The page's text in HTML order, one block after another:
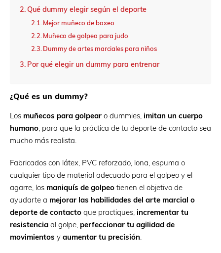
Qué dummy elegir según el deporte
Mejor muñeco de boxeo
Muñeco de golpeo para judo
Dummy de artes marciales para niños
Por qué elegir un dummy para entrenar
¿Qué es un dummy?
Los muñecos para golpear o dummies, imitan un cuerpo
humano, para que la práctica de tu deporte de contacto sea
mucho más realista.
Fabricados con látex, PVC reforzado, lona, espuma o
cualquier tipo de material adecuado para el golpeo y el
agarre, los maniquís de golpeo tienen el objetivo de
ayudarte a mejorar las habilidades del arte marcial o
deporte de contacto que practiques, incrementar tu
resistencia al golpe, perfeccionar tu agilidad de
movimientos y aumentar tu precisión.